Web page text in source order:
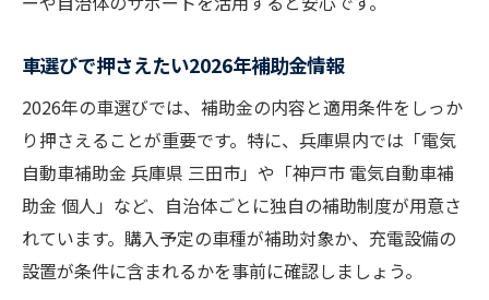
車選びで押さえたい2026年補助金情報
2026年の車選びでは、補助金の内容と適用条件をしっか
り押さえることが重要です。特に、兵庫県内では「電気
自動車補助金 兵庫県 三田市」や「神戸市 電気自動車補
助金 個人」など、自治体ごとに独自の補助制度が用意さ
れています。購入予定の車種が補助対象か、充電設備の
設置が条件に含まれるかを事前に確認しましょう。